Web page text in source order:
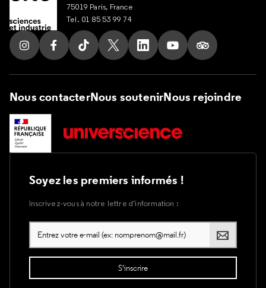
75019 Paris, France
Tel. 01 85 53 99 74
Suivez nous sur Instagram
Suivez nous sur Facebook
Suivez nous sur Tik Tok
Suivez nous sur X
Suivez nous sur LinkedIn
Suivez nous sur
Suivez nous
Nous contacterNous soutenirNous rejoindre
Soyez les premiers informés !
Inscrivez-vous à notre lettre d’information :